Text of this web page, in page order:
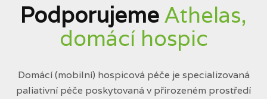
PodporujemeAthelas,
domácí hospic
Domácí (mobilní) hospicová péče je specializovaná
paliativní péče poskytovaná v přirozeném prostředí